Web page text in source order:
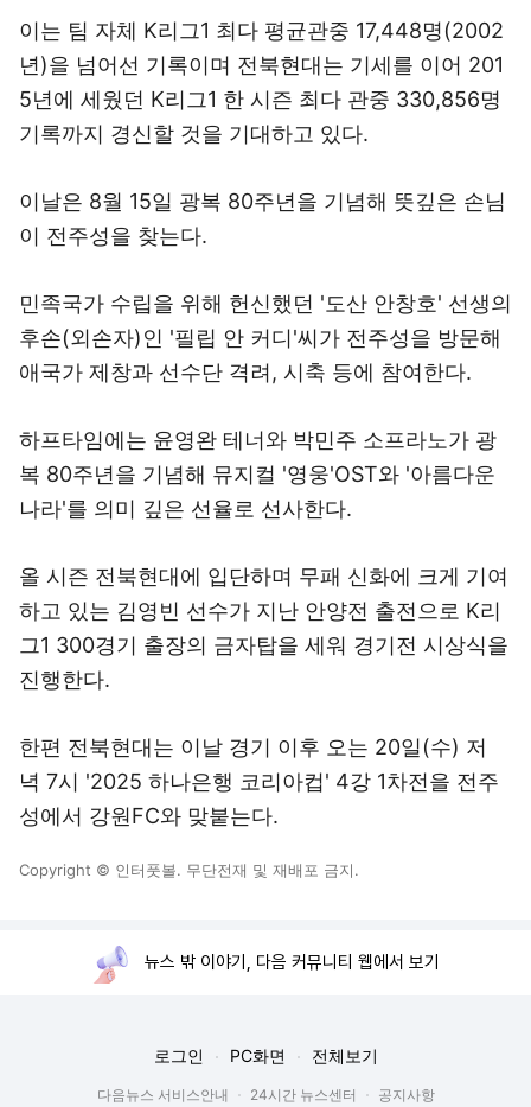
이는 팀 자체 K리그1 최다 평균관중 17,448명(2002
년)을 넘어선 기록이며 전북현대는 기세를 이어 201
5년에 세웠던 K리그1 한 시즌 최다 관중 330,856명
기록까지 경신할 것을 기대하고 있다.
이날은 8월 15일 광복 80주년을 기념해 뜻깊은 손님
이 전주성을 찾는다.
민족국가 수립을 위해 헌신했던 '도산 안창호' 선생의
후손(외손자)인 '필립 안 커디'씨가 전주성을 방문해
애국가 제창과 선수단 격려, 시축 등에 참여한다.
하프타임에는 윤영완 테너와 박민주 소프라노가 광
복 80주년을 기념해 뮤지컬 '영웅'OST와 '아름다운
나라'를 의미 깊은 선율로 선사한다.
올 시즌 전북현대에 입단하며 무패 신화에 크게 기여
하고 있는 김영빈 선수가 지난 안양전 출전으로 K리
그1 300경기 출장의 금자탑을 세워 경기전 시상식을
진행한다.
한편 전북현대는 이날 경기 이후 오는 20일(수) 저
녁 7시 '2025 하나은행 코리아컵' 4강 1차전을 전주
성에서 강원FC와 맞붙는다.
Copyright © 인터풋볼. 무단전재 및 재배포 금지.
뉴스 밖 이야기, 다음 커뮤니티 웹에서 보기
로그인 PC화면 전체보기
다음뉴스 서비스안내 24시간 뉴스센터 공지사항